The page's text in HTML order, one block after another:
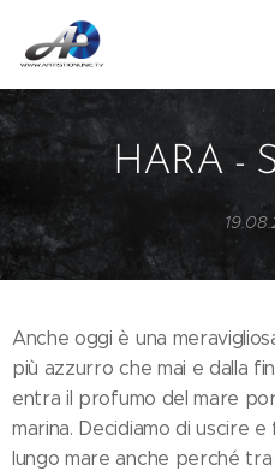
HARA -
Anche oggi è una
più azzurro che mai e dalla
entra il profumo del mare
marina. Decidiamo di uscire
lungo mare anche perché